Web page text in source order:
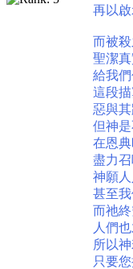
再以
而被殺
聖潔
給我
這段
惡與
但神
在恩
盡力
神願
甚至
而祂
人們
所以
只要